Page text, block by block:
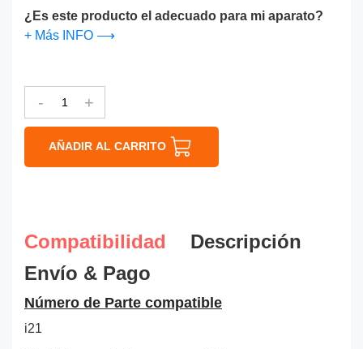
¿Es este producto el adecuado para mi aparato?
+ Más INFO ⟶
- +
AÑADIR AL CARRITO
Compatibilidad
Descripción
Envío & Pago
Número de Parte compatible
i21